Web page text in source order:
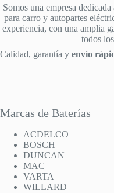
Somos una empresa
para carro y autopartes
experiencia, con una amplia
todos
Calidad, garantía y envío
Marcas de Baterías
ACDELCO
BOSCH
DUNCAN
MAC
VARTA
WILLARD